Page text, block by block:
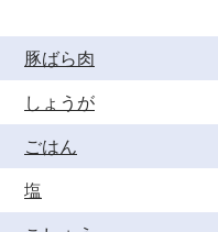
豚ばら肉
しょうが
ごはん
塩